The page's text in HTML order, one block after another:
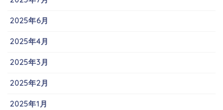
2025年6月
2025年4月
2025年3月
2025年2月
2025年1月